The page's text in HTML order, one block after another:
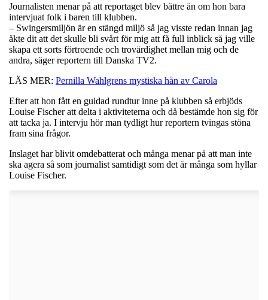
Journalisten menar på att reportaget blev bättre än om hon bara
intervjuat folk i baren till klubben.
– Swingersmiljön är en stängd miljö så jag visste redan innan jag
åkte dit att det skulle bli svårt för mig att få full inblick så jag ville
skapa ett sorts förtroende och trovärdighet mellan mig och de
andra, säger reportern till Danska TV2.
LÄS MER: Pernilla Wahlgrens mystiska hån av Carola
Efter att hon fått en guidad rundtur inne på klubben så erbjöds
Louise Fischer att delta i aktiviteterna och då bestämde hon sig för
att tacka ja. I intervju hör man tydligt hur reportern tvingas stöna
fram sina frågor.
Inslaget har blivit omdebatterat och många menar på att man inte
ska agera så som journalist samtidigt som det är många som hyllar
Louise Fischer.